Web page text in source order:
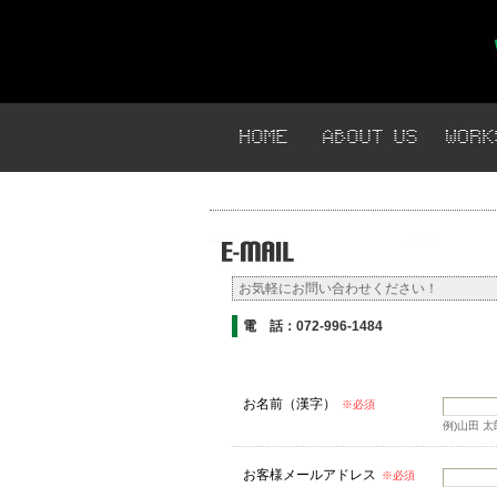
お気軽にお問い合わせください！
電 話：072-996-1484
お名前（漢字）
※必須
例)山田 太
お客様メールアドレス ※必須